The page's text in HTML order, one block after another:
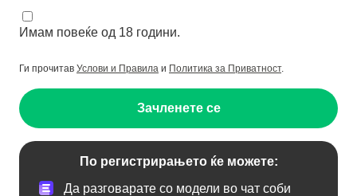
Имам повеќе од 18 години.
Ги прочитав Услови и Правила и Политика за Приватност.
Зачленете се
По регистрирањето ќе можете:
Да разговарате со модели во чат соби